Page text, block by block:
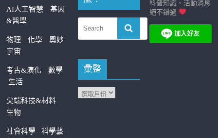
AI人工智慧
基因
&醫學
物理 化學
奧妙
宇宙
考古&演化
數學
生活
尖端科技&材料
生物
社會科學科學藝
彙整
科普知識、活動消息
絕不錯過